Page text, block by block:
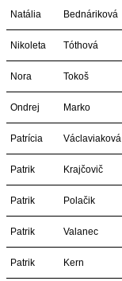
Natália Bednáriková
Nikoleta Tóthová
Nora Tokoš
Ondrej Marko
Patrícia Václaviaková
Patrik Krajčovič
Patrik Polačik
Patrik Valanec
Patrik Kern